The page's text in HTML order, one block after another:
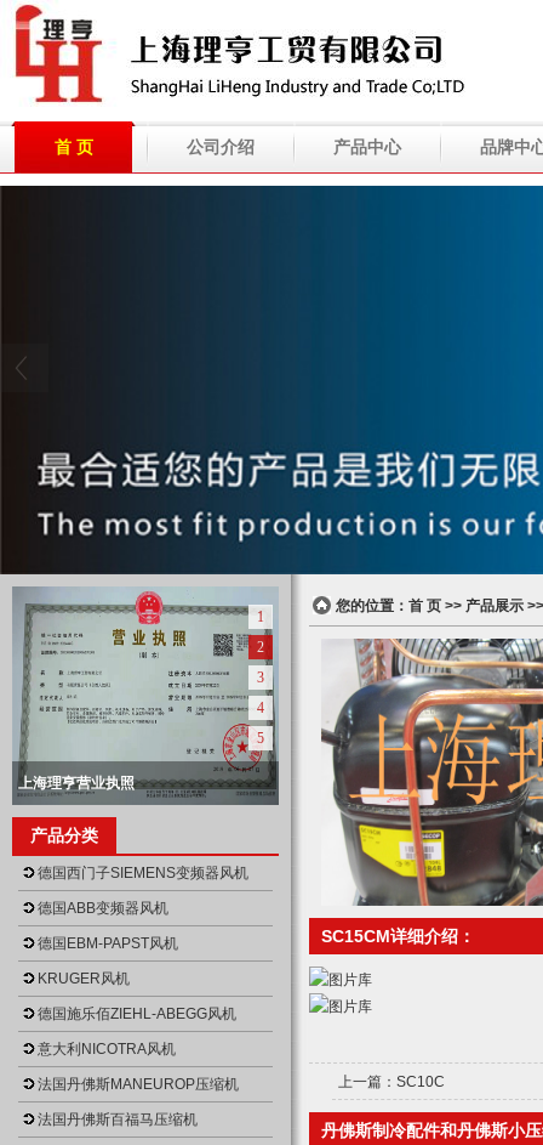
首 页 公司介绍 产品中心 品牌中
上海理亨营业执照正本
null
上海理亨营业执照
上海理亨仓库
null
上海理亨仓库
null
上海理亨仓库
null
1
2
3
4
5
产品分类
德国西门子SIEMENS变频器风机
德国ABB变频器风机
德国EBM-PAPST风机
KRUGER风机
德国施乐佰ZIEHL-ABEGG风机
意大利NICOTRA风机
法国丹佛斯MANEUROP压缩机
法国丹佛斯百福马压缩机
您的位置： 首 页 >> 产品展示
SC15CM详细介绍：
上一篇： SC10C
丹佛斯制冷配件和丹佛斯小